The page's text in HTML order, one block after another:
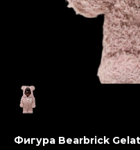
Фигура Bearbrick